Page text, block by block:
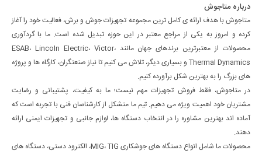
درباره متاجوش
متاجوش با هدف ارائه ی کامل ترین مجموعه تجهیزات جوش و برش، فعالیت خود را آغاز
کرده و امروز به یکی از مراجع معتبر در این حوزه تبدیل شده است. ما با گردآوری
محصولات از معتبرترین برندهای جهان مانند ESAB، Lincoln Electric، Victor،
Thermal Dynamics و بسیاری دیگر، تلاش می کنیم تا نیاز صنعتگران، کارگاه ها و پروژه
های بزرگ را به بهترین شکل برآورده کنیم.
در متاجوش، فقط فروش تجهیزات مهم نیست؛ ما به کیفیت، پشتیبانی و رضایت
مشتریان خود اهمیت ویژه می دهیم. تیم ما متشکل از کارشناسان فنی با تجربه است که
آماده اند بهترین مشاوره را در انتخاب دستگاه ها، لوازم جانبی و تجهیزات ایمنی ارائه
دهند.
محصولات ما شامل انواع دستگاه های جوشکاری MIG، TIG، الکترود دستی، دستگاه های